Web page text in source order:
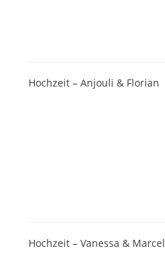
Hochzeit – Anjouli & Florian
Hochzeit – Vanessa & Marcel